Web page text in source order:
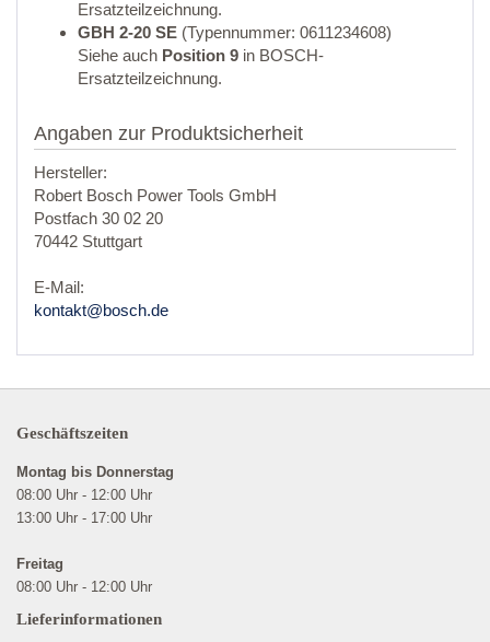
Ersatzteilzeichnung.
GBH 2-20 SE (Typennummer: 0611234608)
Siehe auch Position 9 in BOSCH-
Ersatzteilzeichnung.
Angaben zur Produktsicherheit
Hersteller:
Robert Bosch Power Tools GmbH
Postfach 30 02 20
70442 Stuttgart
E-Mail:
kontakt@bosch.de
Geschäftszeiten
Montag bis Donnerstag
08:00 Uhr - 12:00 Uhr
13:00 Uhr - 17:00 Uhr
Freitag
08:00 Uhr - 12:00 Uhr
Lieferinformationen